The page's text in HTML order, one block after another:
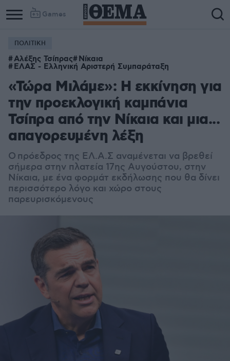
Games
ΠΟΛΙΤΙΚΗ
Αλέξης Τσίπρας Νίκαια
ΕΛΑΣ - Ελληνική Αριστερή Συμπαράταξη
«Τώρα Μιλάμε»: Η εκκίνηση για
την προεκλογική καμπάνια
Τσίπρα από την Νίκαια και μια...
απαγορευμένη λέξη
Ο πρόεδρος της ΕΛ.Α.Σ αναμένεται να βρεθεί
σήμερα στην πλατεία 17ης Αυγούστου, στην
Νίκαια, με ένα φορμάτ εκδήλωσης που θα δίνει
περισσότερο λόγο και χώρο στους
παρευρισκόμενους